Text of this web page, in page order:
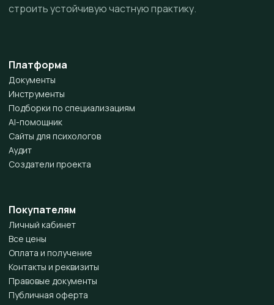
строить устойчивую частную практику.
Платформа
Документы
Инструменты
Подборки по специализациям
AI-помощник
Сайты для психологов
Аудит
Создатели проекта
Покупателям
Личный кабинет
Все цены
Оплата и получение
Контакты и реквизиты
Правовые документы
Публичная оферта